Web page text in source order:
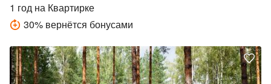
1 год на Квартирке
30% вернётся бонусами